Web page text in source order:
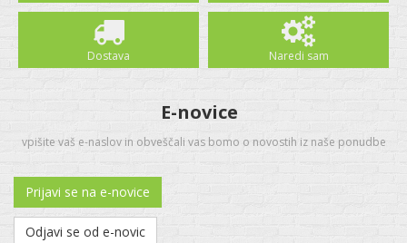
Dostava Naredi sam
E-novice
vpišite vaš e-naslov in obveščali vas bomo o novostih iz naše ponudbe
Prijavi se na e-novice
Odjavi se od e-novic